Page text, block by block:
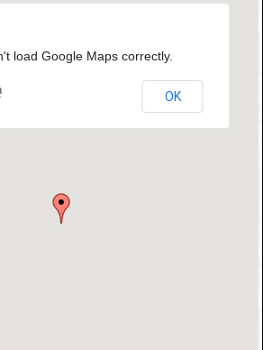
load Google Maps correctly.
OK